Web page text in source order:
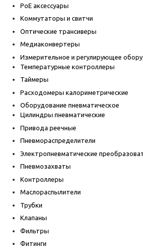
PoE аксессуары
Коммутаторы и свитчи
Оптические трансиверы
Медиаконвертеры
Измерительное и регулирующее
Температурные контроллеры
Таймеры
Расходомеры калориметрические
Оборудование пневматическое
Цилиндры пневматические
Привода реечные
Пневмораспределители
Электропневматические
Пневмозахваты
Контроллеры
Маслораспылители
Трубки
Клапаны
Фильтры
Фитинги